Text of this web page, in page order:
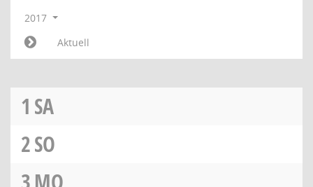
2017
Aktuell
1 SA
2SO